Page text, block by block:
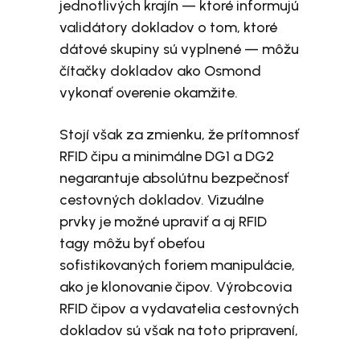
jednotlivých krajín — ktoré informujú
validátory dokladov o tom, ktoré
dátové skupiny sú vyplnené — môžu
čítačky dokladov ako Osmond
vykonať overenie okamžite.
Stojí však za zmienku, že prítomnosť
RFID čipu a minimálne DG1 a DG2
negarantuje absolútnu bezpečnosť
cestovných dokladov. Vizuálne
prvky je možné upraviť a aj RFID
tagy môžu byť obeťou
sofistikovaných foriem manipulácie,
ako je klonovanie čipov. Výrobcovia
RFID čipov a vydavatelia cestovných
dokladov sú však na toto pripravení,